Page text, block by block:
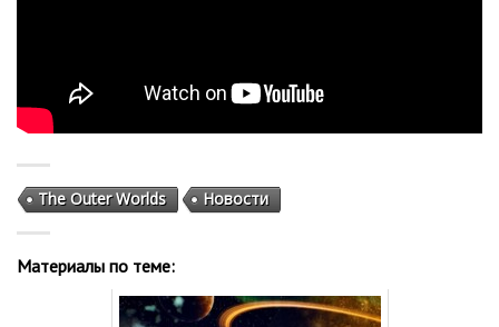
The Outer Worlds Новости
Материалы по теме: